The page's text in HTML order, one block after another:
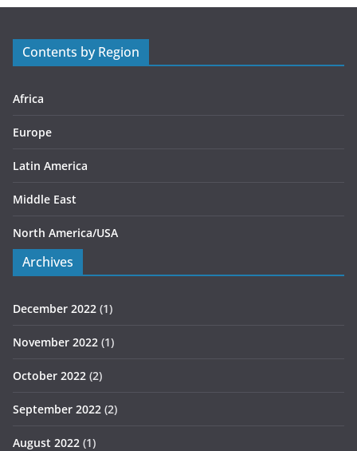
r
s
Contents by Region
Africa
Europe
Latin America
Middle East
North America/USA
Archives
December 2022 (1)
November 2022 (1)
October 2022 (2)
September 2022 (2)
August 2022 (1)